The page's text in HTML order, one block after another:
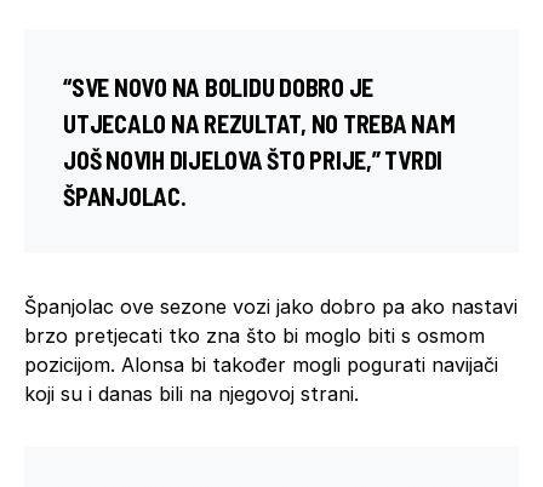
“SVE NOVO NA BOLIDU DOBRO JE
UTJECALO NA REZULTAT, NO TREBA NAM
JOŠ NOVIH DIJELOVA ŠTO PRIJE,” TVRDI
ŠPANJOLAC.
Španjolac ove sezone vozi jako dobro pa ako nastavi
brzo pretjecati tko zna što bi moglo biti s osmom
pozicijom. Alonsa bi također mogli pogurati navijači
koji su i danas bili na njegovoj strani.